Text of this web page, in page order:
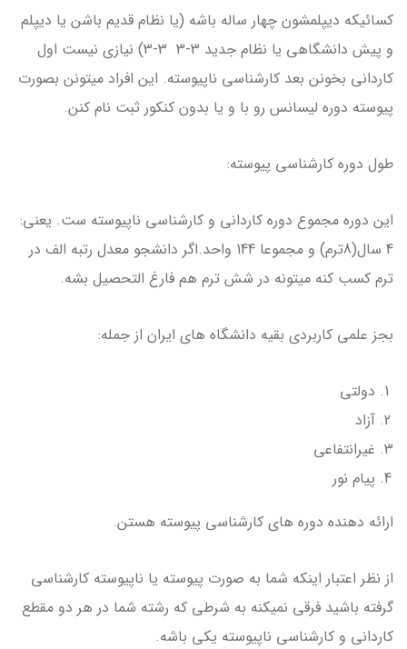
کسائیکه دیپلمشون چهار ساله باشه (یا نظام قدیم باشن یا دیپلم
و پیش دانشگاهی یا نظام جدید 3-3 3-3) نیازی نیست اول
کاردانی بخونن بعد کارشناسی ناپیوسته. این افراد میتونن بصورت
پیوسته دوره لیسانس رو با و یا بدون کنکور ثبت نام کنن.
طول دوره کارشناسی پیوسته:
این دوره مجموع دوره کاردانی و کارشناسی ناپیوسته ست. یعنی:
4 سال(8ترم) و مجموعا 144 واحد.اگر دانشجو معدل رتبه الف در
ترم کسب کنه میتونه در شش ترم هم فارغ التحصیل بشه.
بجز علمی کاربردی بقیه دانشگاه های ایران از جمله:
دولتی
آزاد
غیرانتفاعی
پیام نور
ارائه دهنده دوره های کارشناسی پیوسته هستن.
از نظر اعتبار اینکه شما به صورت پیوسته یا ناپیوسته کارشناسی
گرفته باشید فرقی نمیکنه به شرطی که رشته شما در هر دو مقطع
کاردانی و کارشناسی ناپیوسته یکی باشه.